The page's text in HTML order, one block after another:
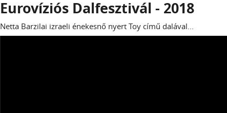
Eurovíziós Dalfesztivál - 2018
Netta Barzilai izraeli énekesnő nyert Toy című dalával...